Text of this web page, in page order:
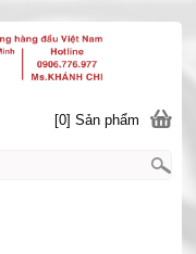
[0] Sản phẩm